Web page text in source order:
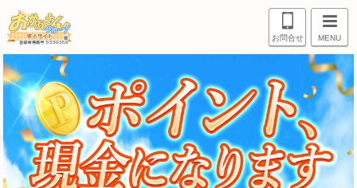
お問合せ MENU